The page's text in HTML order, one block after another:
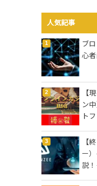
人気記事
ブ
心
【
ン
ト
【
ー
説